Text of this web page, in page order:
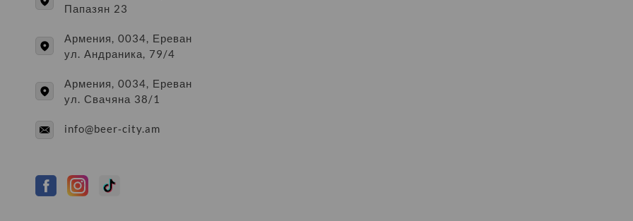
Папазян 23
Армения, 0034, Ереван
ул. Андраника, 79/4
Армения, 0034, Ереван
ул. Свачяна 38/1
info@beer-city.am